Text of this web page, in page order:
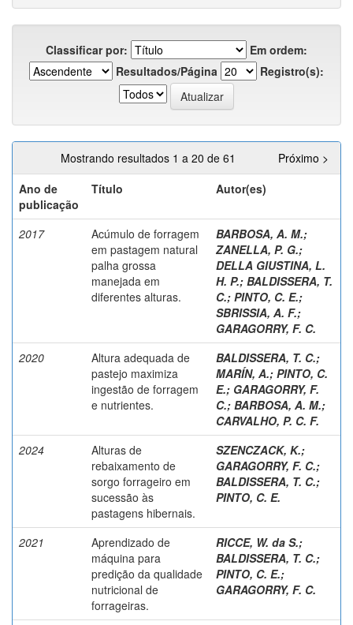
Classificar por:
Em ordem:
Resultados/Página
Registro(s):
Mostrando resultados 1 a 20 de 61
Próximo >
Ano de
publicação
Título Autor(es)
2017
Acúmulo de forragem
em pastagem natural
palha grossa
manejada em
diferentes alturas.
BARBOSA, A. M.;
ZANELLA, P. G.;
DELLA GIUSTINA, L.
H. P.; BALDISSERA, T.
C.; PINTO, C. E.;
SBRISSIA, A. F.;
GARAGORRY, F. C.
2020
Altura adequada de
pastejo maximiza
ingestão de forragem
e nutrientes.
BALDISSERA, T. C.;
MARÍN, A.; PINTO, C.
E.; GARAGORRY, F.
C.; BARBOSA, A. M.;
CARVALHO, P. C. F.
2024
Alturas de
rebaixamento de
sorgo forrageiro em
sucessão às
pastagens hibernais.
SZENCZACK, K.;
GARAGORRY, F. C.;
BALDISSERA, T. C.;
PINTO, C. E.
2021
Aprendizado de
máquina para
predição da qualidade
nutricional de
forrageiras.
RICCE, W. da S.;
BALDISSERA, T. C.;
PINTO, C. E.;
GARAGORRY, F. C.